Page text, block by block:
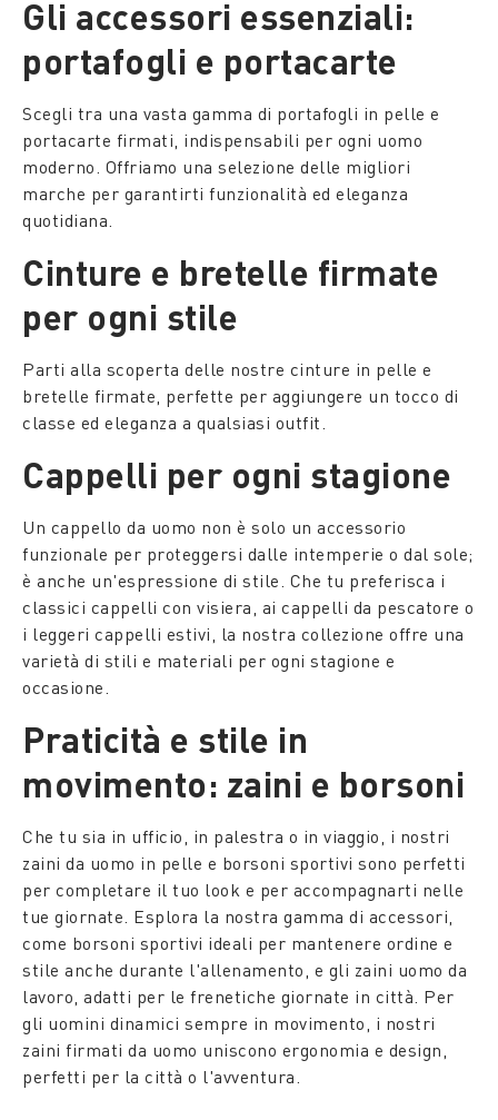
Gli accessori essenziali:
portafogli e portacarte
Scegli tra una vasta gamma di portafogli in pelle e
portacarte firmati, indispensabili per ogni uomo
moderno. Offriamo una selezione delle migliori
marche per garantirti funzionalità ed eleganza
quotidiana.
Cinture e bretelle firmate
per ogni stile
Parti alla scoperta delle nostre cinture in pelle e
bretelle firmate, perfette per aggiungere un tocco di
classe ed eleganza a qualsiasi outfit.
Cappelli per ogni stagione
Un cappello da uomo non è solo un accessorio
funzionale per proteggersi dalle intemperie o dal sole;
è anche un'espressione di stile. Che tu preferisca i
classici cappelli con visiera, ai cappelli da pescatore o
i leggeri cappelli estivi, la nostra collezione offre una
varietà di stili e materiali per ogni stagione e
occasione.
Praticità e stile in
movimento: zaini e borsoni
Che tu sia in ufficio, in palestra o in viaggio, i nostri
zaini da uomo in pelle e borsoni sportivi sono perfetti
per completare il tuo look e per accompagnarti nelle
tue giornate. Esplora la nostra gamma di accessori,
come borsoni sportivi ideali per mantenere ordine e
stile anche durante l'allenamento, e gli zaini uomo da
lavoro, adatti per le frenetiche giornate in città. Per
gli uomini dinamici sempre in movimento, i nostri
zaini firmati da uomo uniscono ergonomia e design,
perfetti per la città o l'avventura.